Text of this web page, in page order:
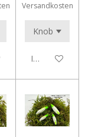
Versandkosten
In den